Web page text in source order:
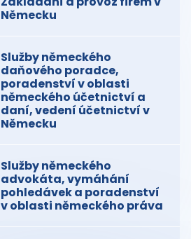
Německu
Služby německého
daňového poradce,
poradenství v oblasti
německého účetnictví a
daní, vedení účetnictví v
Německu
Služby německého
advokáta, vymáhání
pohledávek a poradenství
v oblasti německého práva